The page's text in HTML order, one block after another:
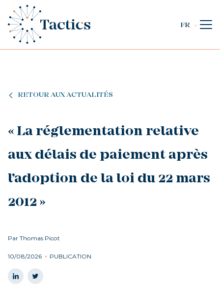
FR
RETOUR AUX ACTUALITÉS
« La réglementation relative
aux délais de paiement après
l’adoption de la loi du 22 mars
2012 »
Par Thomas Picot
10/08/2026 PUBLICATION